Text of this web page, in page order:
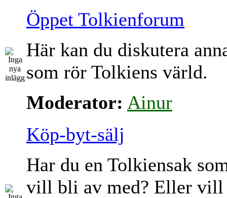
Öppet Tolkienforum
Här kan du diskutera
som rör Tolkiens värld.
Moderator: Ainur
Köp-byt-sälj
Har du en Tolkiensak
vill bli av med? Eller vill